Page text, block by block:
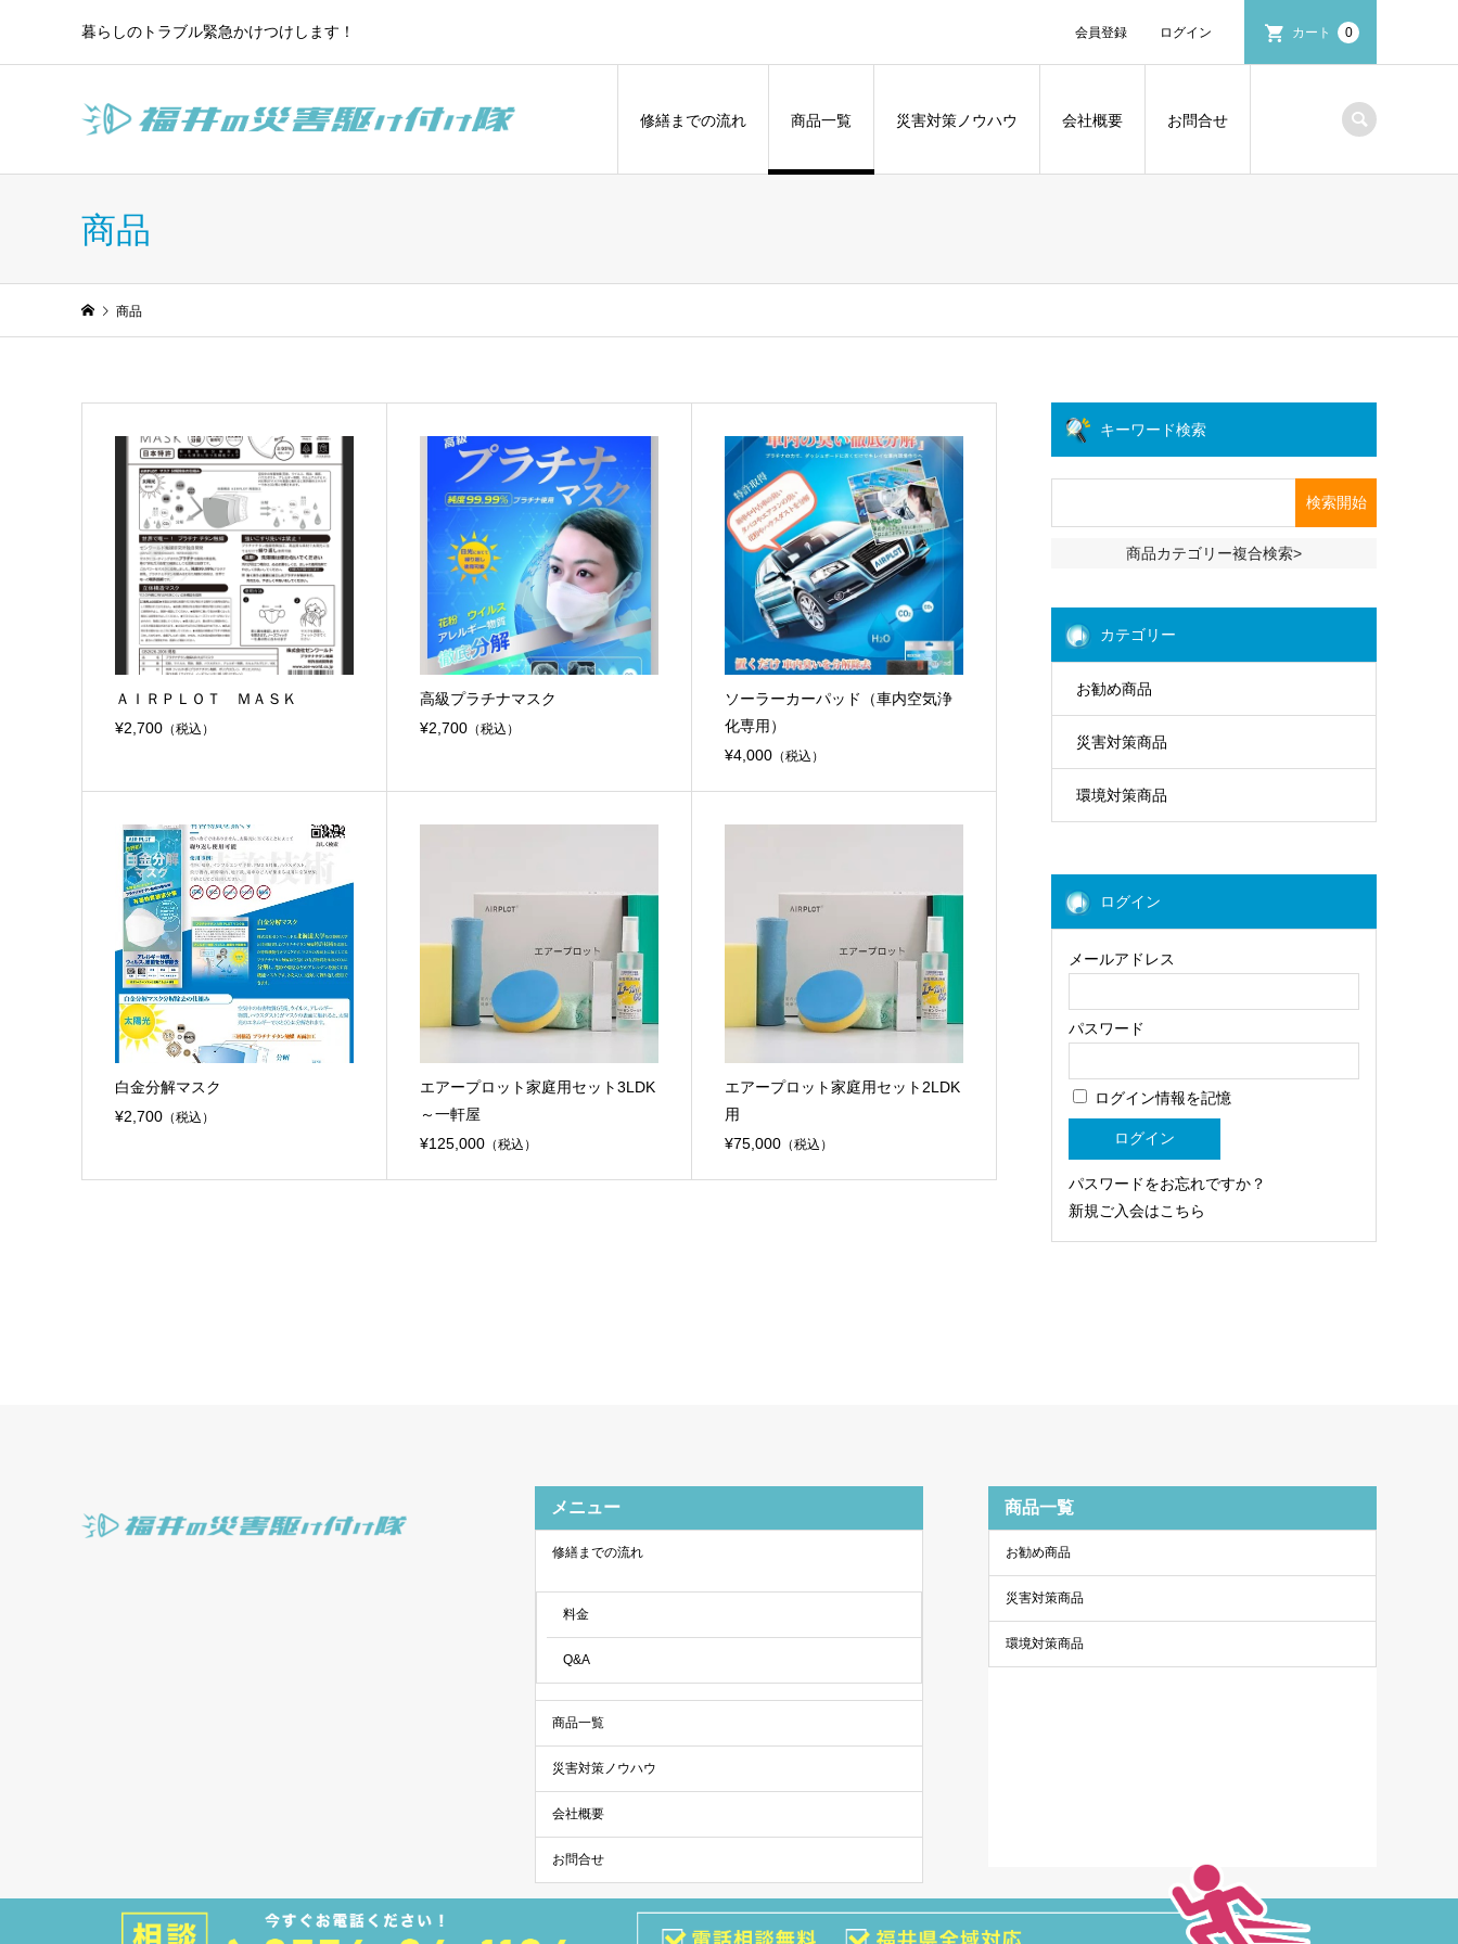
暮らしのトラブル緊急かけつけします！ 会員登録 ログイン カート 0
修繕までの流れ 商品一覧 災害対策ノウハウ 会社概要 お問合せ
商品
商品
ＡＩＲＰＬＯＴ ＭＡＳＫ
¥2,700（税込）
高級プラチナマスク
¥2,700（税込）
ソーラーカーパッド（車内空気浄
化専用）
¥4,000 （税込）
白金分解マスク
¥2,700（税込）
エアープロット家庭用セット​3LDK
～一軒屋
¥125,000（税込）
エアープロット家庭用セット​2LDK
用
¥75,000 （税込）
キーワード検索
商品カテゴリー複合検索>
カテゴリー
お勧め商品
災害対策商品
環境対策商品
ログイン
メールアドレス
パスワード
ログイン情報を記憶
パスワードをお忘れですか？
新規ご入会はこちら
メニュー
修繕までの流れ
料金
Q&A
商品一覧
災害対策ノウハウ
会社概要
お問合せ
商品一覧
お勧め商品
災害対策商品
環境対策商品